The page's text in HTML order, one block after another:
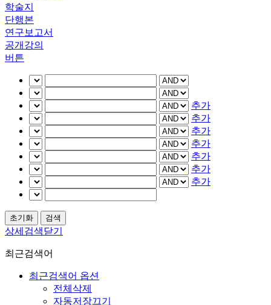
학술지
단행본
연구보고서
공개강의
버튼
추가
추가
추가
추가
추가
추가
추가
상세검색닫기
최근검색어
최근검색어 옵션
전체삭제
자동저장끄기